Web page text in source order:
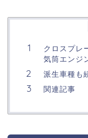
クロスプレ
気筒エンジ
派生車種も
関連記事